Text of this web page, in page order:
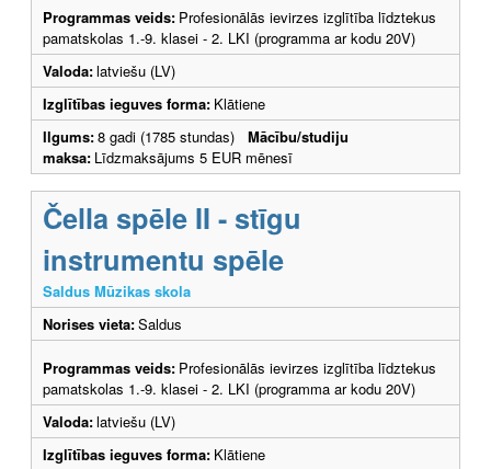
Programmas veids: Profesionālās ievirzes izglītība līdztekus
pamatskolas 1.-9. klasei - 2. LKI (programma ar kodu 20V)
Valoda:latviešu (LV)
Izglītības ieguves forma: Klātiene
Ilgums:8 gadi (1785 stundas) Mācību/studiju
maksa: Līdzmaksājums 5 EUR mēnesī
Čella spēle II - stīgu
instrumentu spēle
Saldus Mūzikas skola
Norises vieta:Saldus
Programmas veids: Profesionālās ievirzes izglītība līdztekus
pamatskolas 1.-9. klasei - 2. LKI (programma ar kodu 20V)
Valoda:latviešu (LV)
Izglītības ieguves forma: Klātiene